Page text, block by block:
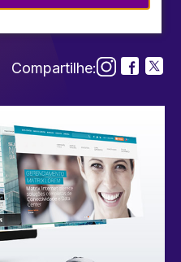
Compartilhe: